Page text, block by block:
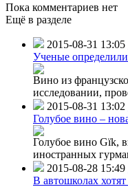
Пока комментариев нет
Ещё в разделе
2015-08-31 13:05
Ученые
Вино из
исследовании,
2015-08-31 13:02
Голубое вино –
Голубое вино Gïk,
иностранных
2015-08-28 15:49
В автошколах хотят